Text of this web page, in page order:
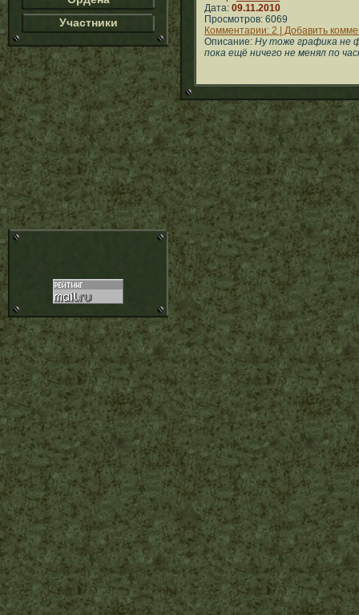
Участники
Дата: 09.11.2010
Просмотров: 6069
Комментарии: 2 | Добавить
Описание: Ну тоже графика не
пока ещё ничего не менял по